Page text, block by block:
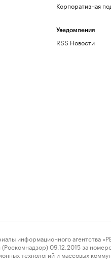
Корпоративная
Уведомления
RSS Новости
агентства
09.12.2015 за
технологий и массовых